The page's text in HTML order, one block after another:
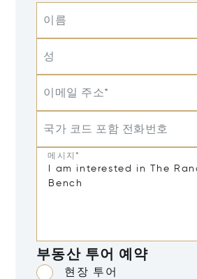
이름
성
이메일 주소*
국가 코드 포함 전화번호
메시지*
부동산 투어 예약
현장 투어